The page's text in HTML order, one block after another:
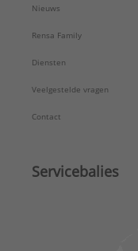
Nieuws
Rensa Family
Diensten
Veelgestelde vragen
Contact
Servicebalies